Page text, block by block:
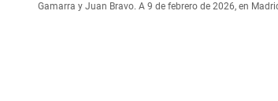
Gamarra y Juan Bravo. A 9 de febrero de 2026, en